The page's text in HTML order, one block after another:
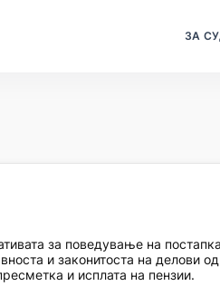
ЗА
за поведување на
и законитоста на делови
и исплата на пензии.